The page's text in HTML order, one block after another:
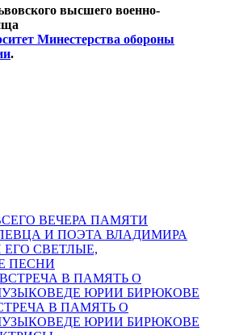
высшего военно-
Минестерства обороны
.
ВЕЧЕРА ПАМЯТИ
И ПОЭТА ВЛАДИМИРА
СВЕТЛЫЕ,
ПЕСНИ
В ПАМЯТЬ О
ЮРИИ БИРЮКОВЕ